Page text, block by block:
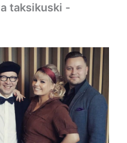
taksikuski -